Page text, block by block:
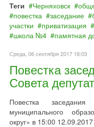
Теги
Черняховск
повестка
заседание
участки
приватизация
школа №4
памятная
Среда, 06 сентября 2017 18:03
Повестка
Совета
Повестка
муниципального
округ» в 15:00 12.09.2017